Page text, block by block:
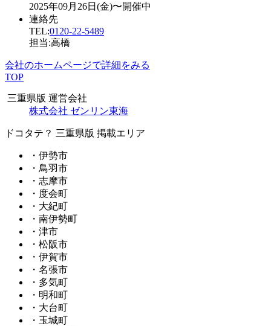
2025年09月26日(金)〜開催中
連絡先
TEL:0120-22-5489
担当:高橋
会社のホームページで詳細をみる
TOP
三重県版 運営会社
株式会社 ゼンリン東海
ドコタテ？ 三重県版 掲載エリア
・伊勢市
・鳥羽市
・志摩市
・度会町
・大紀町
・南伊勢町
・津市
・松阪市
・伊賀市
・名張市
・多気町
・明和町
・大台町
・玉城町